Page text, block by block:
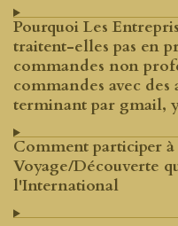
Pourquoi Les
traitent-elles pas en
commandes non
commandes avec des
terminant par gmail,
Comment participer
Voyage/Découverte
l'International